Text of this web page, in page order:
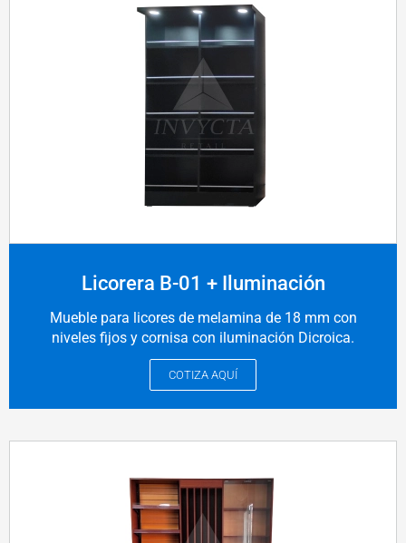
Licorera B-01 + Iluminación
Mueble para licores de melamina de 18 mm con
niveles fijos y cornisa con iluminación Dicroica.
COTIZA AQUÍ